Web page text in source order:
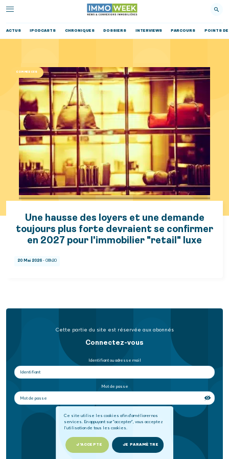
ACTUS IPODCASTS CHRONIQUES DOSSIERS INTERVIEWS PARCOURS POINTS DE
Ce site utilise les cookies afin d'améliorer nos
services. En appuyant sur "accepter", vous acceptez
l'utilisation de tous les cookies.
J'ACCEPTE JE PARAMÈTRE
COMMERCES
Une hausse des loyers et une demande
toujours plus forte devraient se confirmer
en 2027 pour l'immobilier "retail" luxe
20 Mai 2026 - 08h30
Cette partie du site est réservée aux abonnés
Connectez-vous
Identifiant ou adresse mail
Mot de passe
Mot de passe oublié